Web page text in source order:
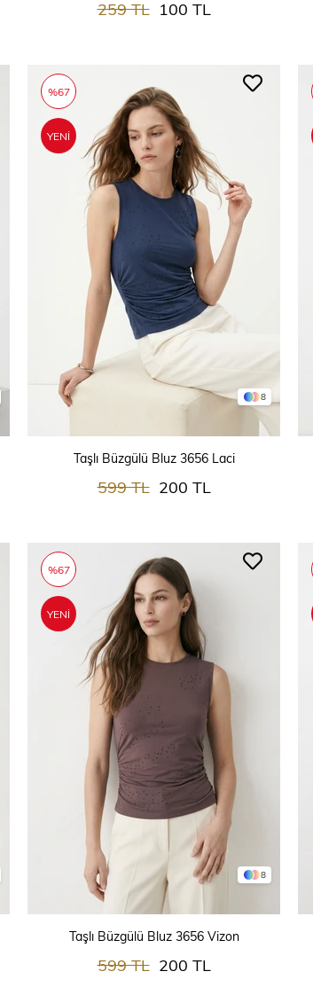
100 TL
259 TL
8
SEPETE EKLE
Taşlı Büzgülü Bluz 3656 Laci
200 TL
599 TL
%67
YENI
8
Taşlı Büzgülü Bluz 3656 Vizon
200 TL
599 TL
%67
YENI